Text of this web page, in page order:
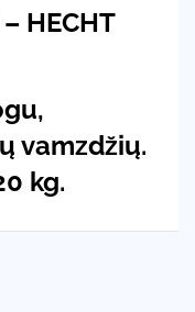
HECHT
vamzdžių.
kg.